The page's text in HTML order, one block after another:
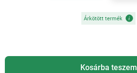
Árkötött termék
Kosárba teszem